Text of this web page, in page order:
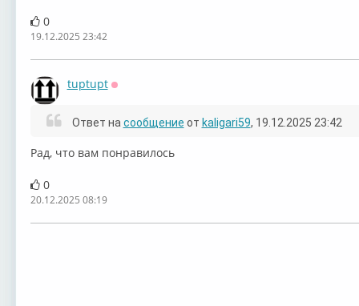
0
19.12.2025 23:42
tuptupt
Ответ на сообщение от kaligari59, 19.12.2025 23:42
Рад, что вам понравилось
0
20.12.2025 08:19